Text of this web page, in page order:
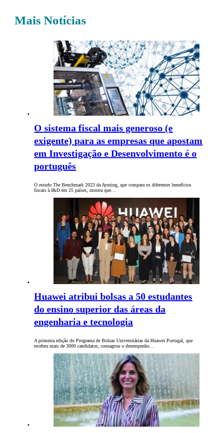
Mais Notícias
O sistema fiscal mais generoso (e
exigente) para as empresas que apostam
em Investigação e Desenvolvimento é o
português
O estudo The Benchmark 2023 da Ayming, que compara os diferentes benefícios
fiscais à I&D em 25 países, mostra que…
Huawei atribui bolsas a 50 estudantes
do ensino superior das áreas da
engenharia e tecnologia
A primeira edição do Programa de Bolsas Universitárias da Huawei Portugal, que
recebeu mais de 3000 candidatos, consagrou o desempenho…